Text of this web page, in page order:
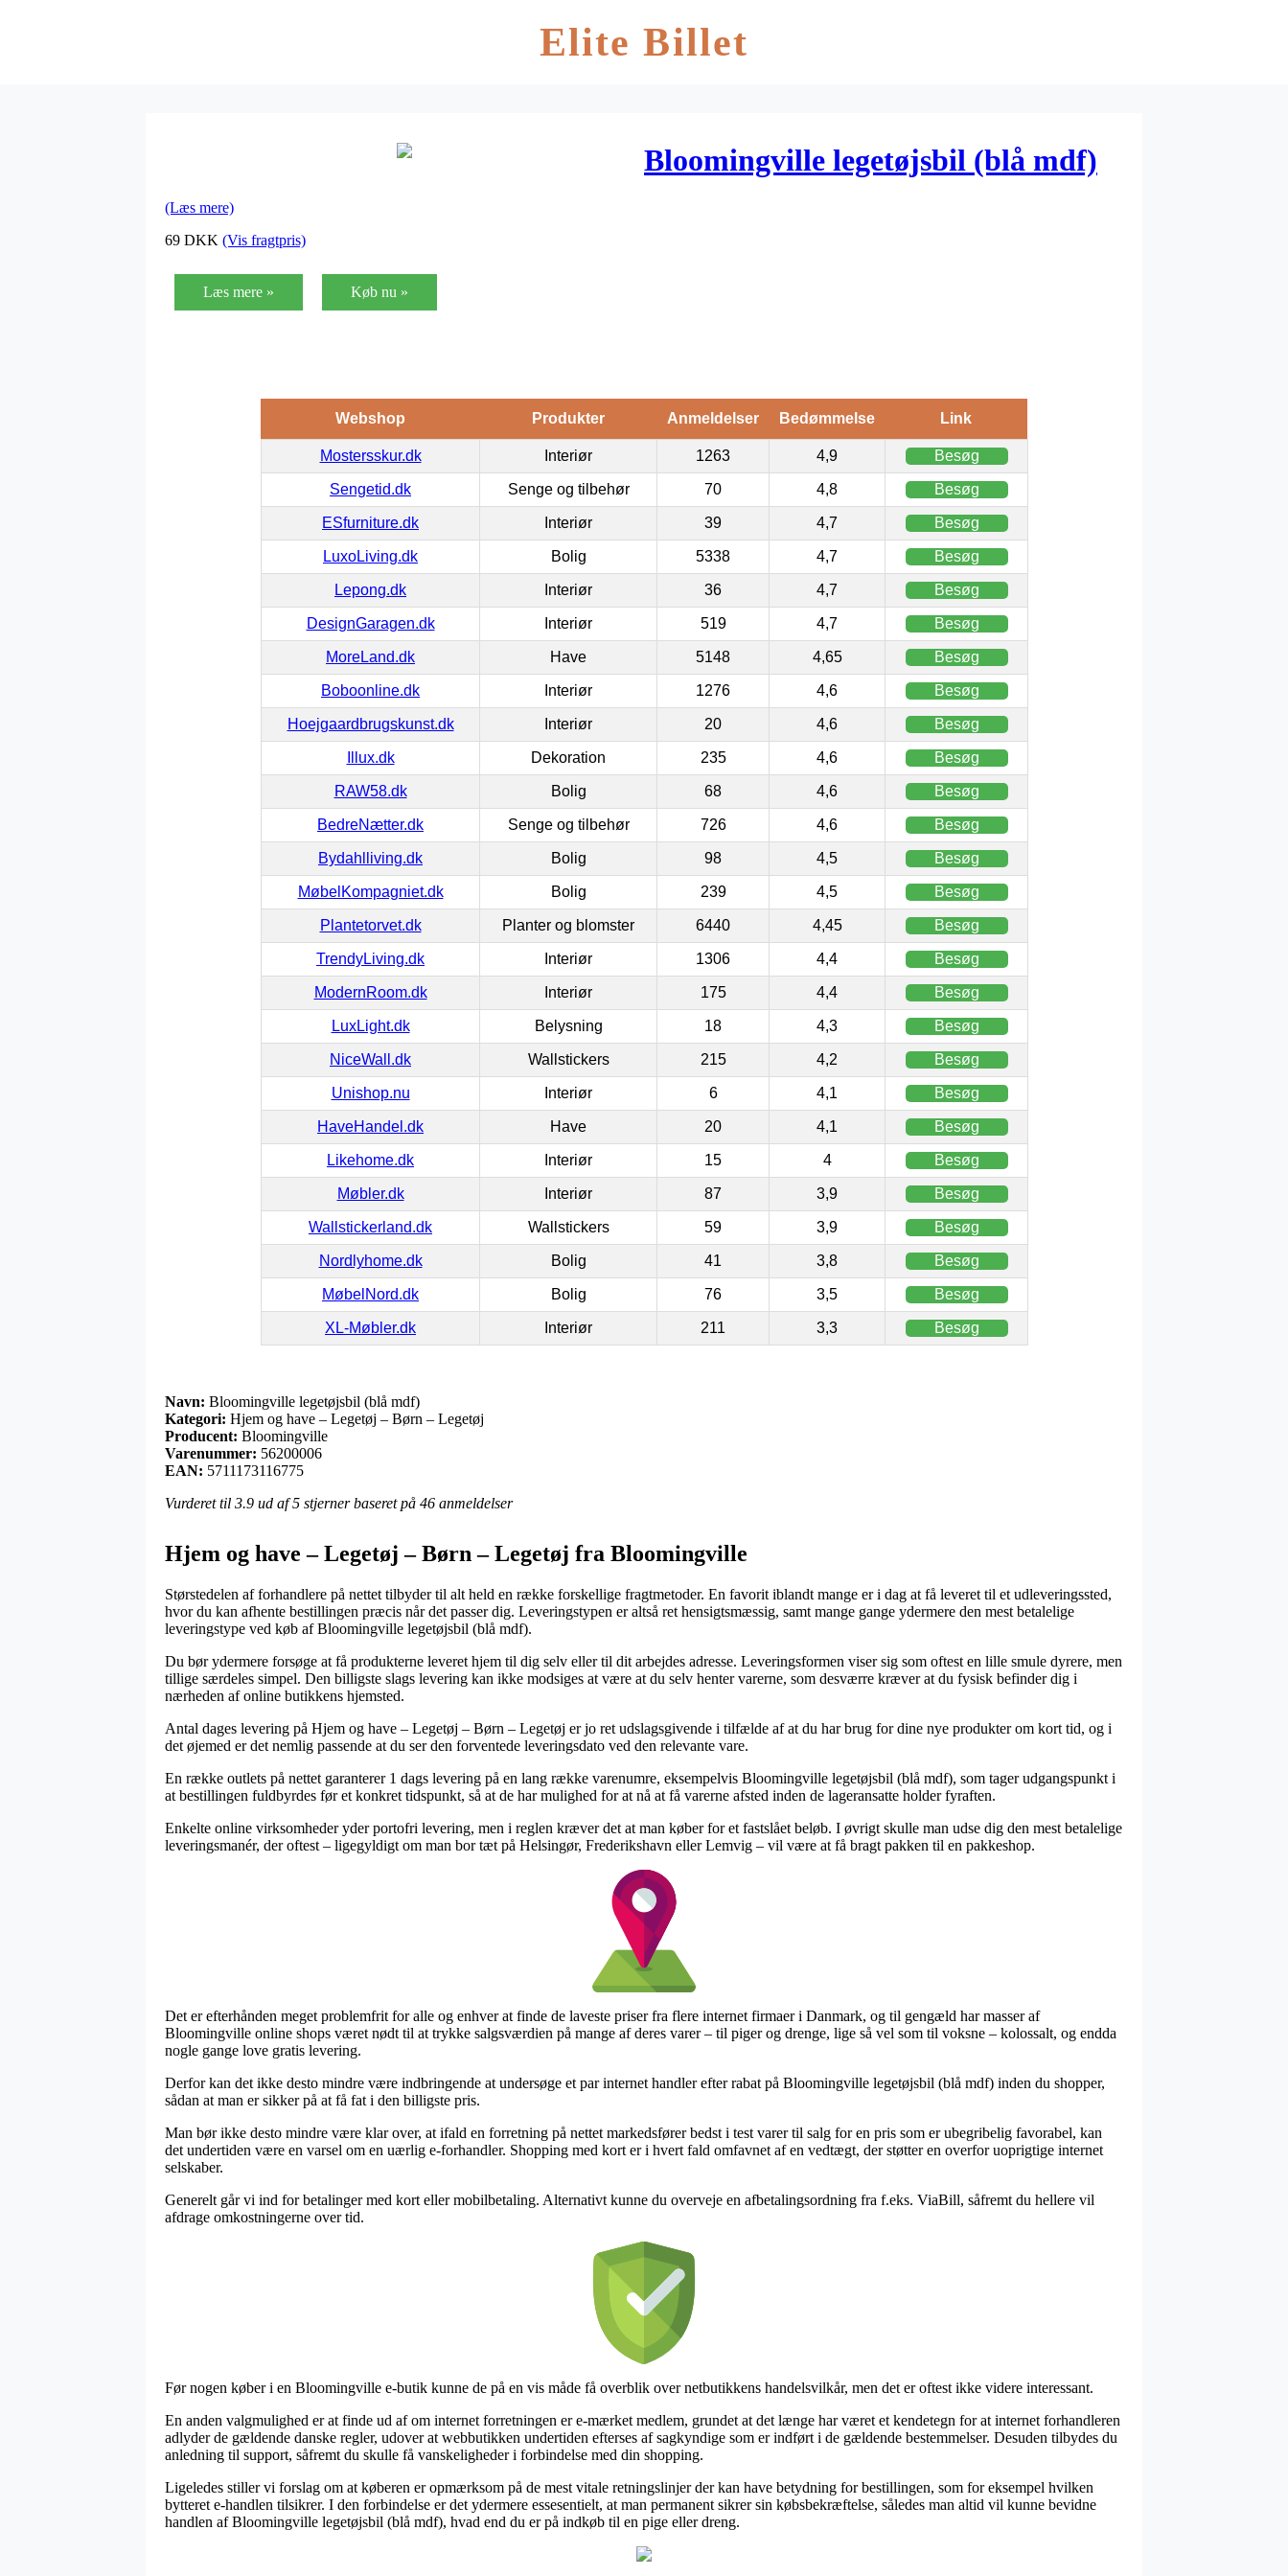
Elite Billet
Bloomingville legetøjsbil (blå mdf)
(Læs mere)
69 DKK (Vis fragtpris)
Læs mere » Køb nu »
Webshop Produkter Anmeldelser Bedømmelse Link
Mostersskur.dk Interiør 1263 4,9 Besøg
Sengetid.dk Senge og tilbehør 70 4,8 Besøg
ESfurniture.dk Interiør 39 4,7 Besøg
LuxoLiving.dk Bolig 5338 4,7 Besøg
Lepong.dk Interiør 36 4,7 Besøg
DesignGaragen.dk Interiør 519 4,7 Besøg
MoreLand.dk Have 5148 4,65 Besøg
Boboonline.dk Interiør 1276 4,6 Besøg
Hoejgaardbrugskunst.dk Interiør 20 4,6 Besøg
Illux.dk Dekoration 235 4,6 Besøg
RAW58.dk Bolig 68 4,6 Besøg
BedreNætter.dk Senge og tilbehør 726 4,6 Besøg
Bydahlliving.dk Bolig 98 4,5 Besøg
MøbelKompagniet.dk Bolig 239 4,5 Besøg
Plantetorvet.dk Planter og blomster 6440 4,45 Besøg
TrendyLiving.dk Interiør 1306 4,4 Besøg
ModernRoom.dk Interiør 175 4,4 Besøg
LuxLight.dk Belysning 18 4,3 Besøg
NiceWall.dk Wallstickers 215 4,2 Besøg
Unishop.nu Interiør 6 4,1 Besøg
HaveHandel.dk Have 20 4,1 Besøg
Likehome.dk Interiør 15 4 Besøg
Møbler.dk Interiør 87 3,9 Besøg
Wallstickerland.dk Wallstickers 59 3,9 Besøg
Nordlyhome.dk Bolig 41 3,8 Besøg
MøbelNord.dk Bolig 76 3,5 Besøg
XL-Møbler.dk Interiør 211 3,3 Besøg
Navn: Bloomingville legetøjsbil (blå mdf)
Kategori: Hjem og have – Legetøj – Børn – Legetøj
Producent: Bloomingville
Varenummer: 56200006
EAN: 5711173116775
Vurderet til 3.9 ud af 5 stjerner baseret på 46 anmeldelser
Hjem og have – Legetøj – Børn – Legetøj fra Bloomingville
Størstedelen af forhandlere på nettet tilbyder til alt held en række forskellige fragtmetoder. En favorit iblandt mange er i dag at få leveret til et udleveringssted,
hvor du kan afhente bestillingen præcis når det passer dig. Leveringstypen er altså ret hensigtsmæssig, samt mange gange ydermere den mest betalelige
leveringstype ved køb af Bloomingville legetøjsbil (blå mdf).
Du bør ydermere forsøge at få produkterne leveret hjem til dig selv eller til dit arbejdes adresse. Leveringsformen viser sig som oftest en lille smule dyrere, men
tillige særdeles simpel. Den billigste slags levering kan ikke modsiges at være at du selv henter varerne, som desværre kræver at du fysisk befinder dig i
nærheden af online butikkens hjemsted.
Antal dages levering på Hjem og have – Legetøj – Børn – Legetøj er jo ret udslagsgivende i tilfælde af at du har brug for dine nye produkter om kort tid, og i
det øjemed er det nemlig passende at du ser den forventede leveringsdato ved den relevante vare.
En række outlets på nettet garanterer 1 dags levering på en lang række varenumre, eksempelvis Bloomingville legetøjsbil (blå mdf), som tager udgangspunkt i
at bestillingen fuldbyrdes før et konkret tidspunkt, så at de har mulighed for at nå at få varerne afsted inden de lageransatte holder fyraften.
Enkelte online virksomheder yder portofri levering, men i reglen kræver det at man køber for et fastslået beløb. I øvrigt skulle man udse dig den mest betalelige
leveringsmanér, der oftest – ligegyldigt om man bor tæt på Helsingør, Frederikshavn eller Lemvig – vil være at få bragt pakken til en pakkeshop.
Det er efterhånden meget problemfrit for alle og enhver at finde de laveste priser fra flere internet firmaer i Danmark, og til gengæld har masser af
Bloomingville online shops været nødt til at trykke salgsværdien på mange af deres varer – til piger og drenge, lige så vel som til voksne – kolossalt, og endda
nogle gange love gratis levering.
Derfor kan det ikke desto mindre være indbringende at undersøge et par internet handler efter rabat på Bloomingville legetøjsbil (blå mdf) inden du shopper,
sådan at man er sikker på at få fat i den billigste pris.
Man bør ikke desto mindre være klar over, at ifald en forretning på nettet markedsfører bedst i test varer til salg for en pris som er ubegribelig favorabel, kan
det undertiden være en varsel om en uærlig e-forhandler. Shopping med kort er i hvert fald omfavnet af en vedtægt, der støtter en overfor uoprigtige internet
selskaber.
Generelt går vi ind for betalinger med kort eller mobilbetaling. Alternativt kunne du overveje en afbetalingsordning fra f.eks. ViaBill, såfremt du hellere vil
afdrage omkostningerne over tid.
Før nogen køber i en Bloomingville e-butik kunne de på en vis måde få overblik over netbutikkens handelsvilkår, men det er oftest ikke videre interessant.
En anden valgmulighed er at finde ud af om internet forretningen er e-mærket medlem, grundet at det længe har været et kendetegn for at internet forhandleren
adlyder de gældende danske regler, udover at webbutikken undertiden efterses af sagkyndige som er indført i de gældende bestemmelser. Desuden tilbydes du
anledning til support, såfremt du skulle få vanskeligheder i forbindelse med din shopping.
Ligeledes stiller vi forslag om at køberen er opmærksom på de mest vitale retningslinjer der kan have betydning for bestillingen, som for eksempel hvilken
bytteret e-handlen tilsikrer. I den forbindelse er det ydermere essesentielt, at man permanent sikrer sin købsbekræftelse, således man altid vil kunne bevidne
handlen af Bloomingville legetøjsbil (blå mdf), hvad end du er på indkøb til en pige eller dreng.